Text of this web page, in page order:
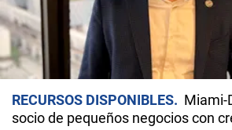
RECURSOS DISPONIBLES
Miami-
socio de pequeños negocios con